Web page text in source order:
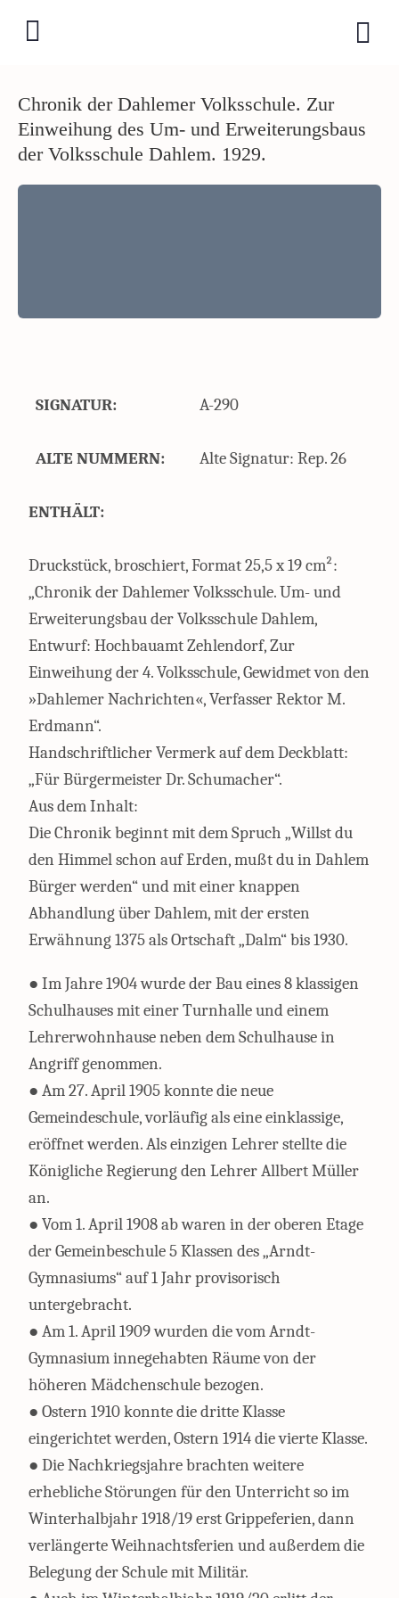
Chronik der Dahlemer Volksschule. Zur
Einweihung des Um- und Erweiterungsbaus
der Volksschule Dahlem. 1929.
SIGNATUR: A-290
ALTE NUMMERN: Alte Signatur: Rep. 26
ENTHÄLT:
Druckstück, broschiert, Format 25,5 x 19 cm²:
„Chronik der Dahlemer Volksschule. Um- und
Erweiterungsbau der Volksschule Dahlem,
Entwurf: Hochbauamt Zehlendorf, Zur
Einweihung der 4. Volksschule, Gewidmet von den
»Dahlemer Nachrichten«, Verfasser Rektor M.
Erdmann“.
Handschriftlicher Vermerk auf dem Deckblatt:
„Für Bürgermeister Dr. Schumacher“.
Aus dem Inhalt:
Die Chronik beginnt mit dem Spruch „Willst du
den Himmel schon auf Erden, mußt du in Dahlem
Bürger werden“ und mit einer knappen
Abhandlung über Dahlem, mit der ersten
Erwähnung 1375 als Ortschaft „Dalm“ bis 1930.
● Im Jahre 1904 wurde der Bau eines 8 klassigen
Schulhauses mit einer Turnhalle und einem
Lehrerwohnhause neben dem Schulhause in
Angriff genommen.
● Am 27. April 1905 konnte die neue
Gemeindeschule, vorläufig als eine einklassige,
eröffnet werden. Als einzigen Lehrer stellte die
Königliche Regierung den Lehrer Allbert Müller
an.
● Vom 1. April 1908 ab waren in der oberen Etage
der Gemeinbeschule 5 Klassen des „Arndt-
Gymnasiums“ auf 1 Jahr provisorisch
untergebracht.
● Am 1. April 1909 wurden die vom Arndt-
Gymnasium innegehabten Räume von der
höheren Mädchenschule bezogen.
● Ostern 1910 konnte die dritte Klasse
eingerichtet werden, Ostern 1914 die vierte Klasse.
● Die Nachkriegsjahre brachten weitere
erhebliche Störungen für den Unterricht so im
Winterhalbjahr 1918/19 erst Grippeferien, dann
verlängerte Weihnachtsferien und außerdem die
Belegung der Schule mit Militär.